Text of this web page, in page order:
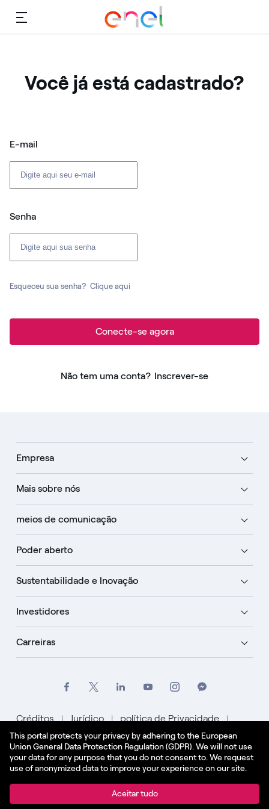
This portal protects your privacy by adhering to the European
Union General Data Protection Regulation (GDPR). We will not use
your data for any purpose that you do not consent to. We request
use of anonymized data to improve your experience on our site.
Aceitar tudo
Cardápio
Você já está cadastrado?
Login: usuário e senha
E-mail
Senha
Esqueceu sua senha? Clique aqui
Conecte-se agora
Não tem uma conta? Inscrever-se
Empresa
Mais sobre nós
meios de comunicação
Poder aberto
Sustentabilidade e Inovação
Investidores
Carreiras
Créditos Jurídico
política de Privacidade
Política de Cookies
Português
© Enel Spa Todos os direitos reservados Enel Spa